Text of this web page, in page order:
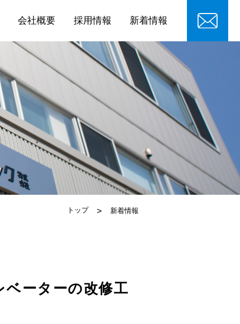
会社概要 採用情報 新着情報
トップ 新着情報
ベーターの改修工